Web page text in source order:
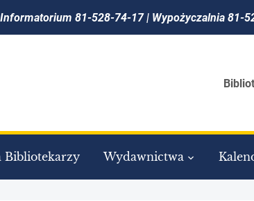
81-528-74-17 | Wypożyczalnia 81-
Bibliotekarzy Wydawnictwa